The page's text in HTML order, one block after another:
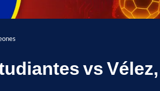
vs